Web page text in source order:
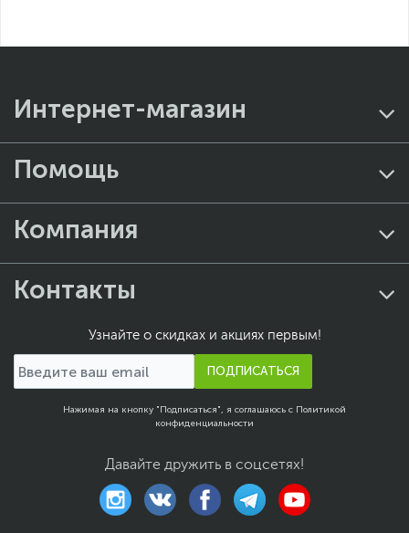
Интернет-магазин
Помощь
Компания
Контакты
Узнайте о скидках и акциях первым!
ПОДПИСАТЬСЯ
Нажимая на кнопку "Подписаться", я соглашаюсь с Политикой
конфиденциальности
Давайте дружить в соцсетях!